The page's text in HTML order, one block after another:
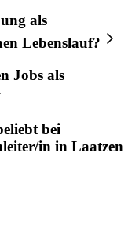
als
Lebenslauf?
Jobs als
bei
in in Laatzen